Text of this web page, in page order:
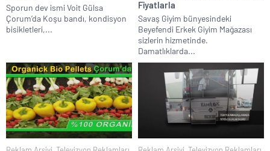
Sporun dev ismi Voit Gülsa
Çorum’da Koşu bandı, kondisyon
bisikletleri,...
Fiyatlarla
Savaş Giyim bünyesindeki
Beyefendi Erkek Giyim Mağazası
sizlerin hizmetinde.
Damatlıklarda...